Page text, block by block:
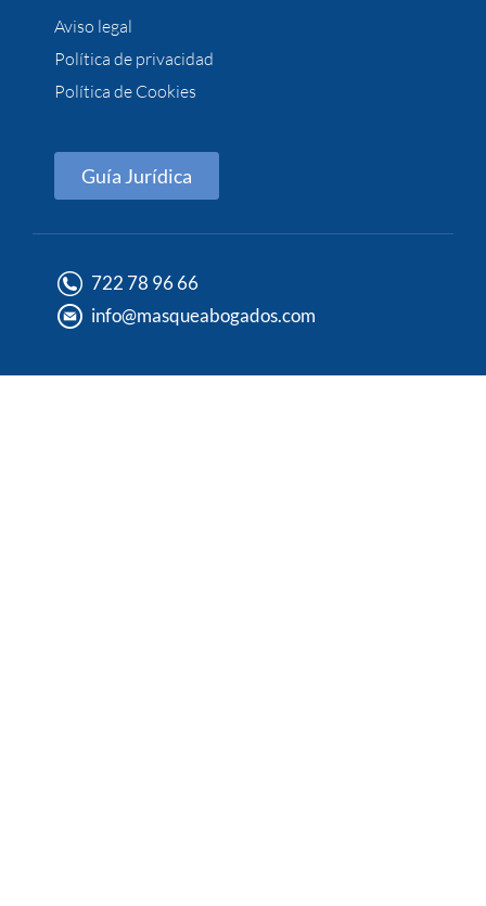
Aviso legal
Política de privacidad
Política de Cookies
Guía Jurídica
722 78 96 66
info@masqueabogados.com